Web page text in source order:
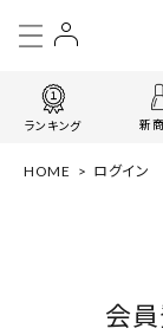
ランキング 新
HOME ログイン
会